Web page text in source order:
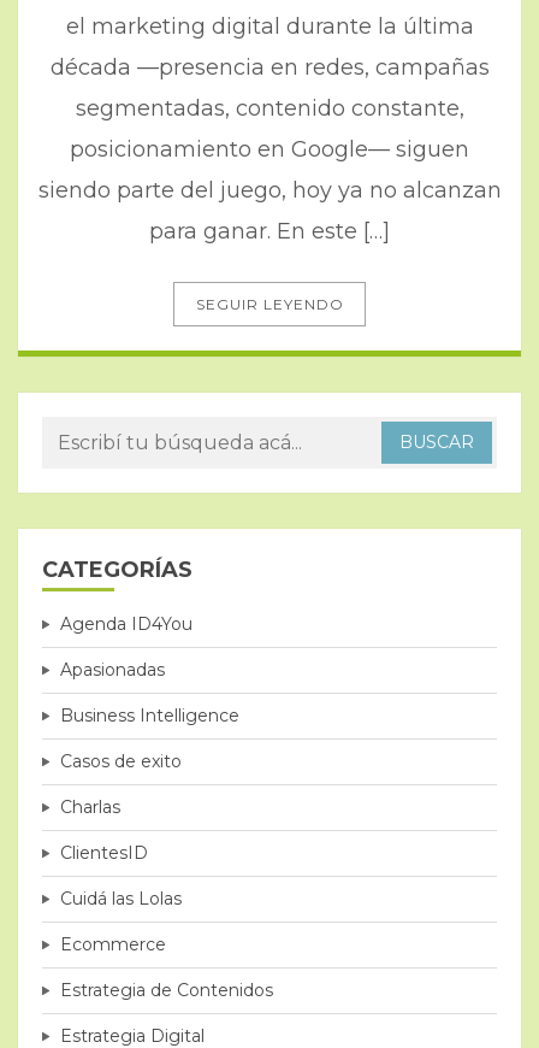
el marketing digital durante la última
década —presencia en redes, campañas
segmentadas, contenido constante,
posicionamiento en Google— siguen
siendo parte del juego, hoy ya no alcanzan
para ganar. En este […]
SEGUIR LEYENDO
CATEGORÍAS
Agenda ID4You
Apasionadas
Business Intelligence
Casos de exito
Charlas
ClientesID
Cuidá las Lolas
Ecommerce
Estrategia de Contenidos
Estrategia Digital